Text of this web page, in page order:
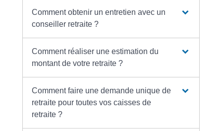
Comment obtenir un entretien avec un
conseiller retraite ?
Comment réaliser une estimation du
montant de votre retraite ?
Comment faire une demande unique de
retraite pour toutes vos caisses de
retraite ?